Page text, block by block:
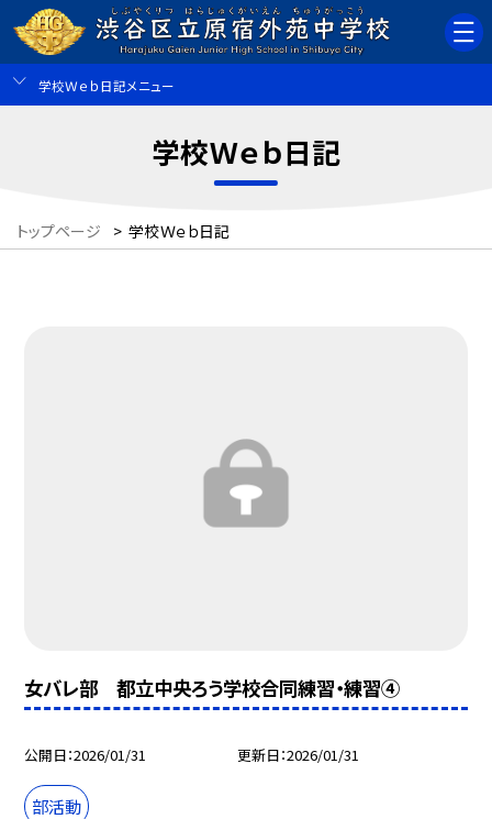
学校Ｗｅｂ日記メニュー
学校Ｗｅｂ日記
トップページ > 学校Ｗｅｂ日記
女バレ部 都立中央ろう学校合同練習・練習④
公開日 2026/01/31 更新日 2026/01/31
部活動